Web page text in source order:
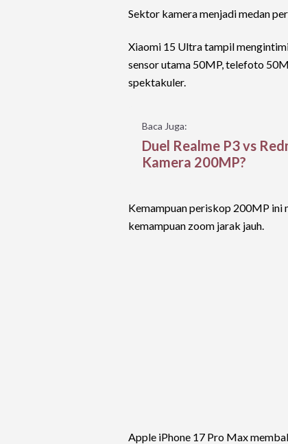
Sektor kamera menjadi medan
Xiaomi 15 Ultra tampil
sensor utama 50MP, telefoto
spektakuler.
Baca Juga:
Duel Realme P3 vs
Kamera 200MP?
Kemampuan periskop 200MP ini
kemampuan zoom jarak jauh.
Apple iPhone 17 Pro Max